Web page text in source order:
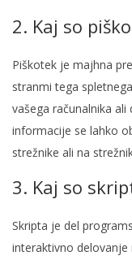
2. Kaj so
Piškotek je majhna
stranmi tega
vašega računalnika ali
informacije se lahko
strežnike ali na
3. Kaj so
Skripta je del
interaktivno delovanje